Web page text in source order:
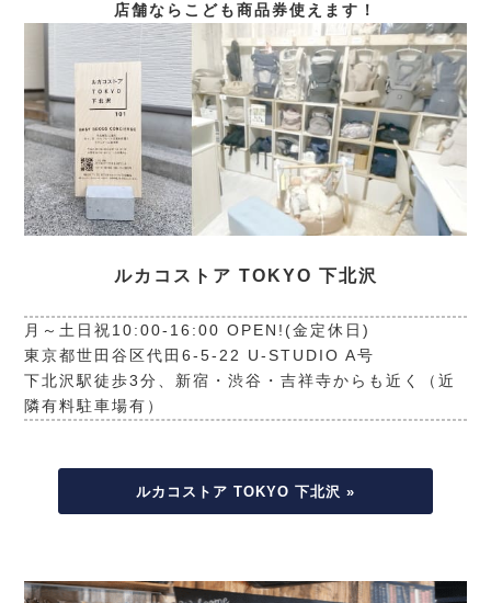
店舗ならこども商品券使えます！
ルカコストア TOKYO 下北沢
月～土日祝10:00-16:00 OPEN!(金定休日)
東京都世田谷区代田6-5-22 U-STUDIO A号
下北沢駅徒歩3分、新宿・渋谷・吉祥寺からも近く（近
隣有料駐車場有）
ルカコストア TOKYO 下北沢 »